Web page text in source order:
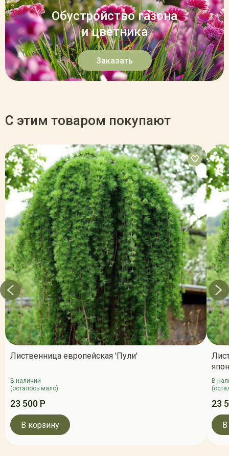
Обустройство газона
и цветника
Заказать
С этим товаром покупают
Лиственница европейская 'Пули'
В наличии
(осталось мало)
23 500 Р
В корзину
В
23
В